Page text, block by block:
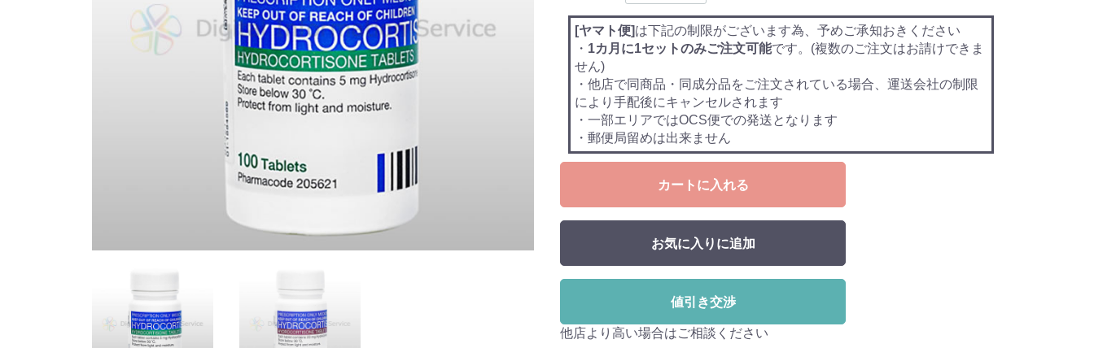
[ヤマト便]は下記の制限がございます為、予めご承知おきください
・ 1カ月に1セットのみご注文可能です。(複数のご注文はお請けできま
せん)
・他店で同商品・同成分品をご注文されている場合、運送会社の制限
により手配後にキャンセルされます
・一部エリアではOCS便での発送となります
・郵便局留めは出来ません
カートに入れる
お気に入りに追加
値引き交渉
他店より高い場合はご相談ください